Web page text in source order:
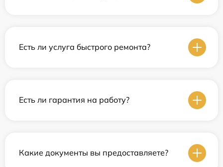
Есть ли услуга быстрого ремонта?
Есть ли гарантия на работу?
Какие документы вы предоставляете?